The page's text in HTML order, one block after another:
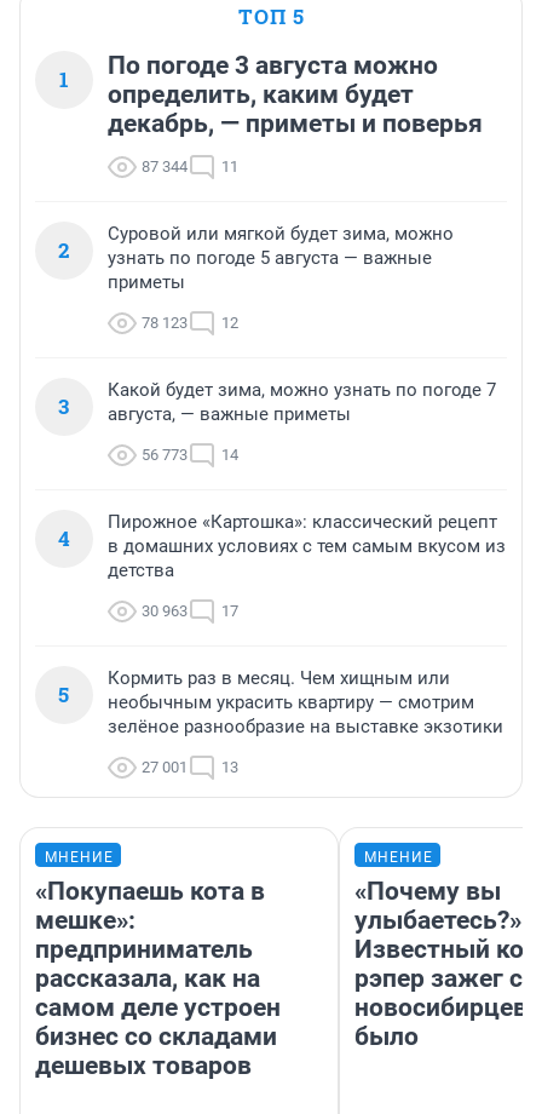
ТОП 5
1
По погоде 3 августа можно
определить, каким будет
декабрь, — приметы и поверья
87 344 11
2
Суровой или мягкой будет зима, можно
узнать по погоде 5 августа — важные
приметы
78 123 12
3
Какой будет зима, можно узнать по погоде 7
августа, — важные приметы
56 773 14
4
Пирожное «Картошка»: классический рецепт
в домашних условиях с тем самым вкусом из
детства
30 963 17
5
Кормить раз в месяц. Чем хищным или
необычным украсить квартиру — смотрим
зелёное разнообразие на выставке экзотики
27 001 13
МНЕНИЕ
«Покупаешь кота в
мешке»:
предприниматель
рассказала, как на
самом деле устроен
бизнес со складами
дешевых товаров
МНЕНИЕ
«Почему вы
улыбаетесь?»
Известный
рэпер зажег с
новосибирцев:
было